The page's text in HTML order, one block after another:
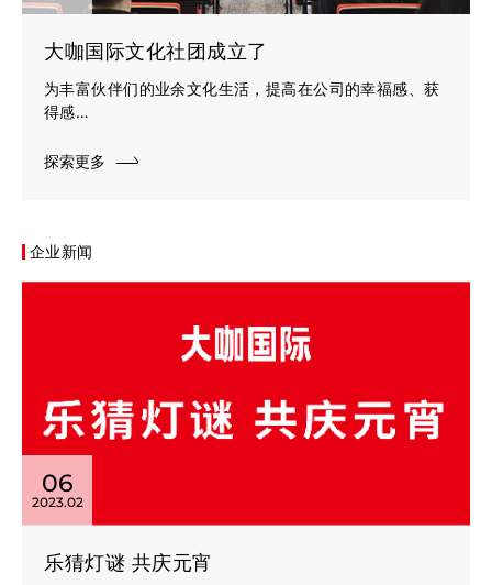
大咖国际文化社团成立了
为丰富伙伴们的业余文化生活，提高在公司的幸福感、获
得感…
探索更多
企业新闻
06
2023.02
乐猜灯谜 共庆元宵